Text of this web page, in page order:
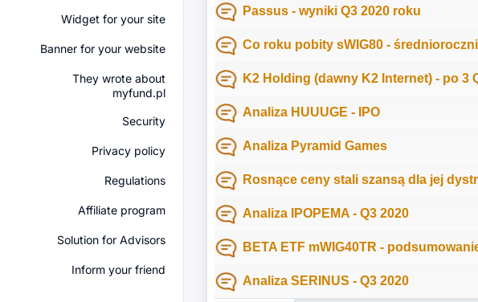
Widget for your site
Banner for your website
They wrote about
myfund.pl
Security
Privacy policy
Regulations
Affiliate program
Solution for Advisors
Inform your friend
Passus - wyniki Q3 2020 roku
Co roku pobity sWIG80 -
K2 Holding (dawny K2 Internet) - po 3
Analiza HUUUGE - IPO
Analiza Pyramid Games
Rosnące ceny stali szansą dla jej
Analiza IPOPEMA - Q3 2020
BETA ETF mWIG40TR -
Analiza SERINUS - Q3 2020